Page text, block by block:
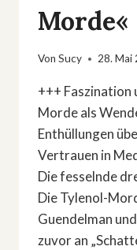
Morde«
Von Sucy 28. Mai
+++ Faszination
Morde als
Enthüllungen
Vertrauen in
Die fesselnde
Die Tylenol-
Guendelman
zuvor an